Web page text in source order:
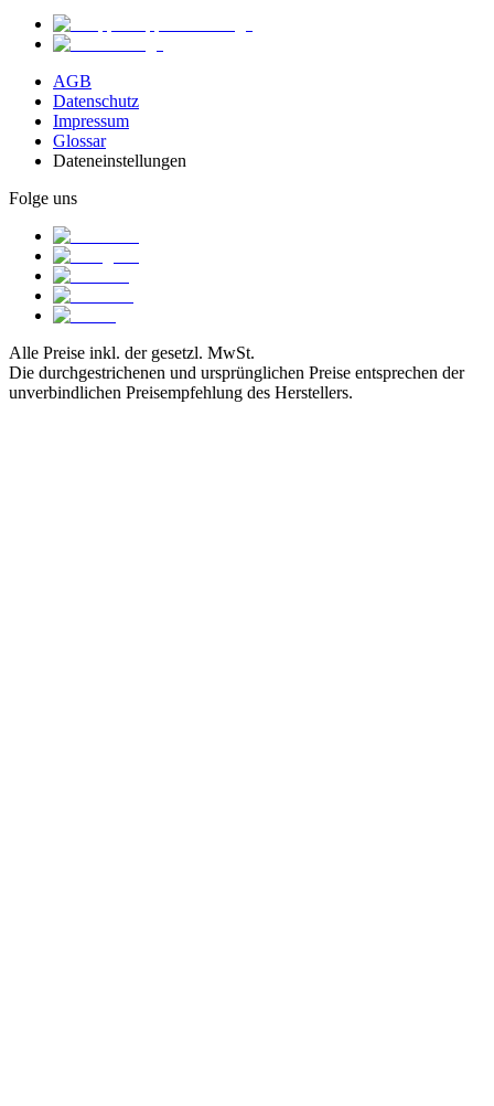
AGB
Datenschutz
Impressum
Glossar
Dateneinstellungen
Folge uns
Alle Preise inkl. der gesetzl. MwSt.
Die durchgestrichenen und ursprünglichen Preise entsprechen der
unverbindlichen Preisempfehlung des Herstellers.